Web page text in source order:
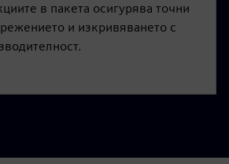
в пакета осигурява точни
и изкривяването с